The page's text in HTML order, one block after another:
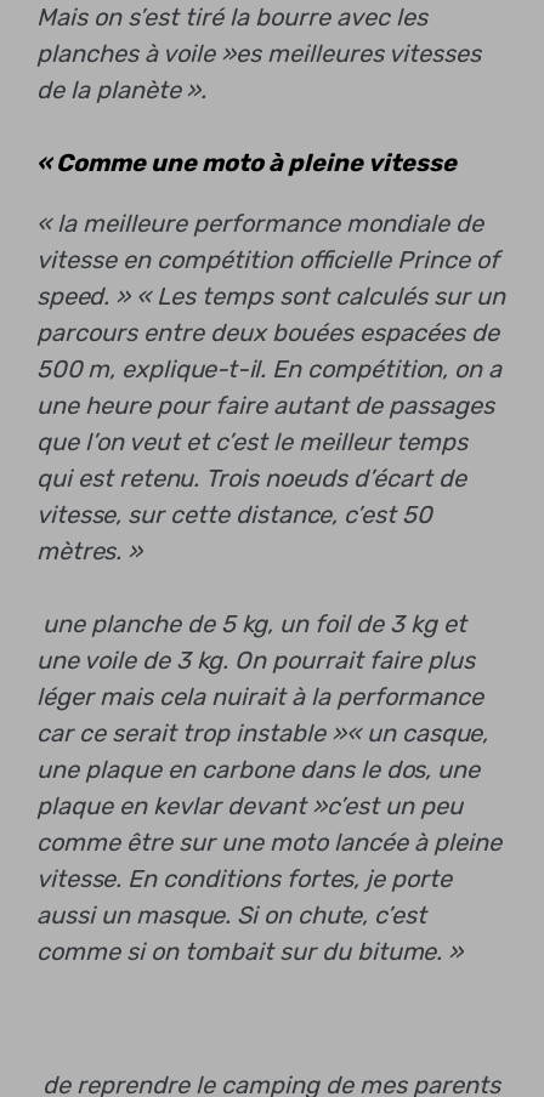
Mais on s’est tiré la bourre avec les
planches à voile »es meilleures vitesses
de la planète ».
« Comme une moto à pleine vitesse
« la meilleure performance mondiale de
vitesse en compétition officielle Prince of
speed. » « Les temps sont calculés sur un
parcours entre deux bouées espacées de
500 m, explique-t-il. En compétition, on a
une heure pour faire autant de passages
que l’on veut et c’est le meilleur temps
qui est retenu. Trois noeuds d’écart de
vitesse, sur cette distance, c’est 50
mètres. »
une planche de 5 kg, un foil de 3 kg et
une voile de 3 kg. On pourrait faire plus
léger mais cela nuirait à la performance
car ce serait trop instable »« un casque,
une plaque en carbone dans le dos, une
plaque en kevlar devant »c’est un peu
comme être sur une moto lancée à pleine
vitesse. En conditions fortes, je porte
aussi un masque. Si on chute, c’est
comme si on tombait sur du bitume. »
de reprendre le camping de mes parents